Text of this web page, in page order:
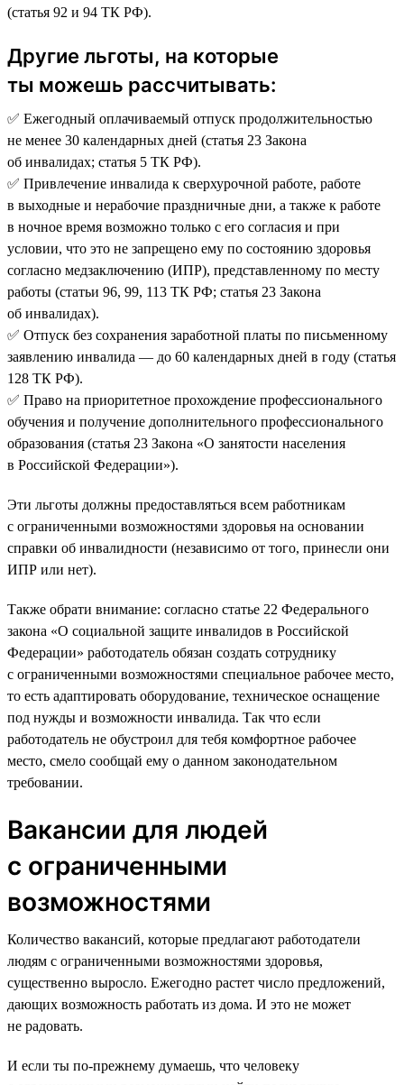
(статья 92 и 94 ТК РФ).
Другие льготы, на которые
ты можешь рассчитывать:
✅ Ежегодный оплачиваемый отпуск продолжительностью
не менее 30 календарных дней (статья 23 Закона
об инвалидах; статья 5 ТК РФ).
✅ Привлечение инвалида к сверхурочной работе, работе
в выходные и нерабочие праздничные дни, а также к работе
в ночное время возможно только с его согласия и при
условии, что это не запрещено ему по состоянию здоровья
согласно медзаключению (ИПР), представленному по месту
работы (статьи 96, 99, 113 ТК РФ; статья 23 Закона
об инвалидах).
✅ Отпуск без сохранения заработной платы по письменному
заявлению инвалида — до 60 календарных дней в году (статья
128 ТК РФ).
✅ Право на приоритетное прохождение профессионального
обучения и получение дополнительного профессионального
образования (статья 23 Закона «О занятости населения
в Российской Федерации»).
Эти льготы должны предоставляться всем работникам
с ограниченными возможностями здоровья на основании
справки об инвалидности (независимо от того, принесли они
ИПР или нет).
Также обрати внимание: согласно статье 22 Федерального
закона «О социальной защите инвалидов в Российской
Федерации» работодатель обязан создать сотруднику
с ограниченными возможностями специальное рабочее место,
то есть адаптировать оборудование, техническое оснащение
под нужды и возможности инвалида. Так что если
работодатель не обустроил для тебя комфортное рабочее
место, смело сообщай ему о данном законодательном
требовании.
Вакансии для людей
с ограниченными
возможностями
Количество вакансий, которые предлагают работодатели
людям с ограниченными возможностями здоровья,
существенно выросло. Ежегодно растет число предложений,
дающих возможность работать из дома. И это не может
не радовать.
И если ты по-прежнему думаешь, что человеку